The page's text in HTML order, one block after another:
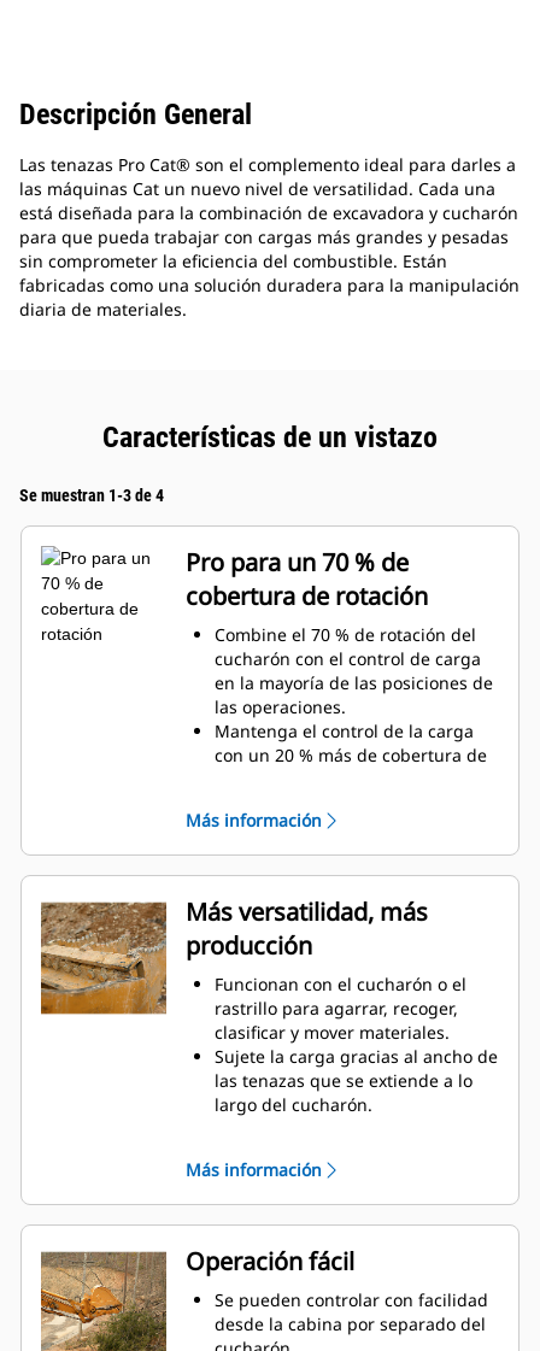
Descripción General
Las tenazas Pro Cat® son el complemento ideal para darles a
las máquinas Cat un nuevo nivel de versatilidad. Cada una
está diseñada para la combinación de excavadora y cucharón
para que pueda trabajar con cargas más grandes y pesadas
sin comprometer la eficiencia del combustible. Están
fabricadas como una solución duradera para la manipulación
diaria de materiales.
Características de un vistazo
Se muestran 1-3 de 4
Pro para un 70 % de
cobertura de rotación
Combine el 70 % de rotación del
cucharón con el control de carga
en la mayoría de las posiciones de
las operaciones.
Mantenga el control de la carga
con un 20 % más de cobertura de
Realice con facilidad tareas debajo
de la superficie y verticales.
Aumente la productividad de la
máquina desde la excavación
hasta la manipulación de
materiales.
Más información
Más versatilidad, más
producción
Funcionan con el cucharón o el
rastrillo para agarrar, recoger,
clasificar y mover materiales.
Sujete la carga gracias al ancho de
las tenazas que se extiende a lo
largo del cucharón.
con la curvatura única de la tenaza
y las estriaciones en los dientes.
Obtenga la mejor tenaza para sus
tareas. Seleccione la mejor opción
entre las cuatro configuraciones
de dientes para lograr un pleno
agarre o colocar la pluma a
horcajadas durante el transporte.
Más información
Operación fácil
Se pueden controlar con facilidad
desde la cabina por separado del